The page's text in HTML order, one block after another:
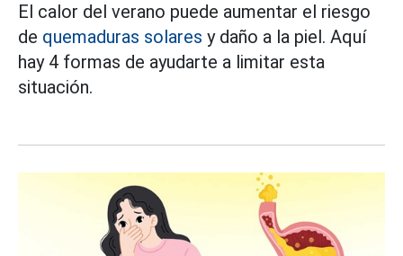
El calor del verano puede aumentar el riesgo
de quemaduras solares y daño a la piel. Aquí
hay 4 formas de ayudarte a limitar esta
situación.